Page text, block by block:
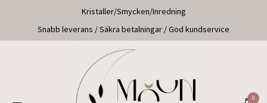
Kristaller/Smycken/Inredning
Snabb leverans / Säkra betalningar / God kundservice
0